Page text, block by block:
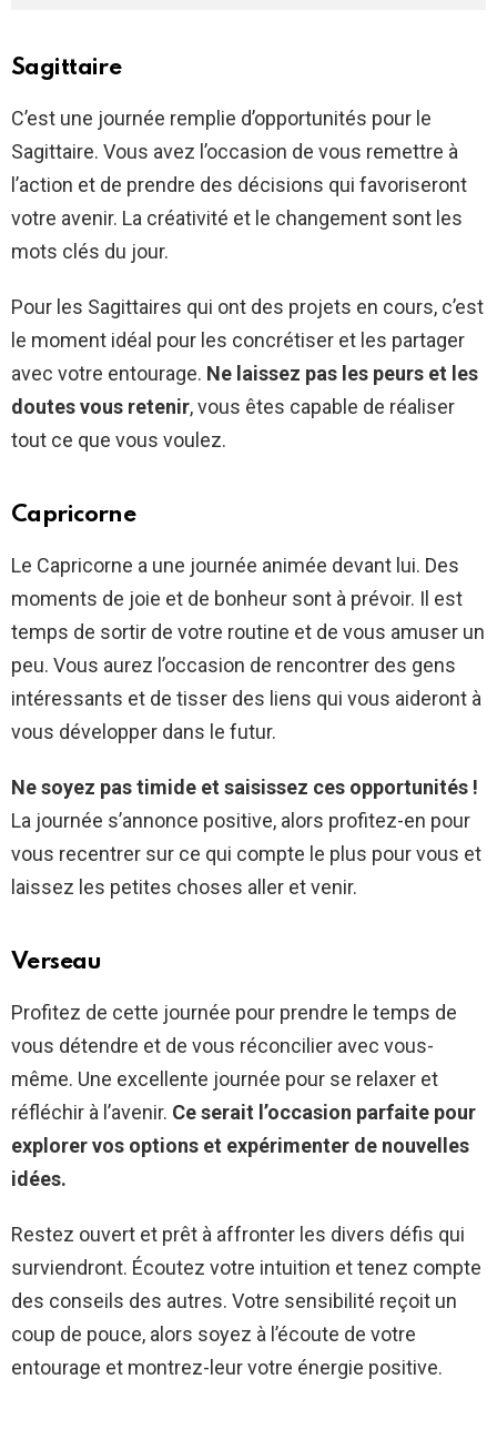
Sagittaire
C’est une journée remplie d’opportunités pour le
Sagittaire. Vous avez l’occasion de vous remettre à
l’action et de prendre des décisions qui favoriseront
votre avenir. La créativité et le changement sont les
mots clés du jour.
Pour les Sagittaires qui ont des projets en cours, c’est
le moment idéal pour les concrétiser et les partager
avec votre entourage. Ne laissez pas les peurs et les
doutes vous retenir, vous êtes capable de réaliser
tout ce que vous voulez.
Capricorne
Le Capricorne a une journée animée devant lui. Des
moments de joie et de bonheur sont à prévoir. Il est
temps de sortir de votre routine et de vous amuser un
peu. Vous aurez l’occasion de rencontrer des gens
intéressants et de tisser des liens qui vous aideront à
vous développer dans le futur.
Ne soyez pas timide et saisissez ces opportunités !
La journée s’annonce positive, alors profitez-en pour
vous recentrer sur ce qui compte le plus pour vous et
laissez les petites choses aller et venir.
Verseau
Profitez de cette journée pour prendre le temps de
vous détendre et de vous réconcilier avec vous-
même. Une excellente journée pour se relaxer et
réfléchir à l’avenir. Ce serait l’occasion parfaite pour
explorer vos options et expérimenter de nouvelles
idées.
Restez ouvert et prêt à affronter les divers défis qui
surviendront. Écoutez votre intuition et tenez compte
des conseils des autres. Votre sensibilité reçoit un
coup de pouce, alors soyez à l’écoute de votre
entourage et montrez-leur votre énergie positive.